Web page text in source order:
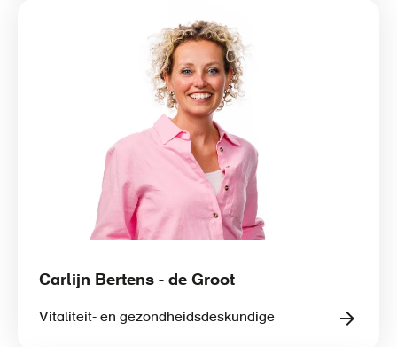
Carlijn Bertens - de Groot
Vitaliteit- en gezondheidsdeskundige